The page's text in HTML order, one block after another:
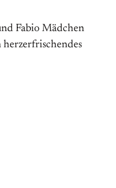
Fabio Mädchen